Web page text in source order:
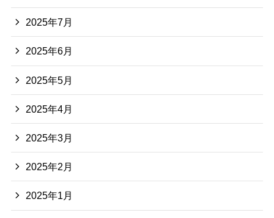
2025年7月
2025年6月
2025年5月
2025年4月
2025年3月
2025年2月
2025年1月